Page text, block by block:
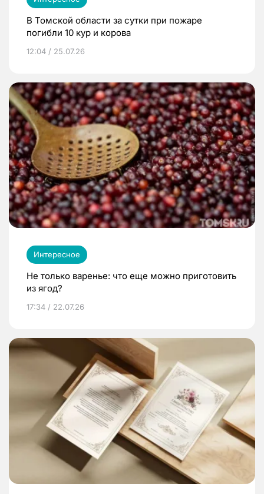
В Томской области за сутки при пожаре
погибли 10 кур и корова
12:04 / 25.07.26
Интересное
Не только варенье: что еще можно приготовить
из ягод?
17:34 / 22.07.26